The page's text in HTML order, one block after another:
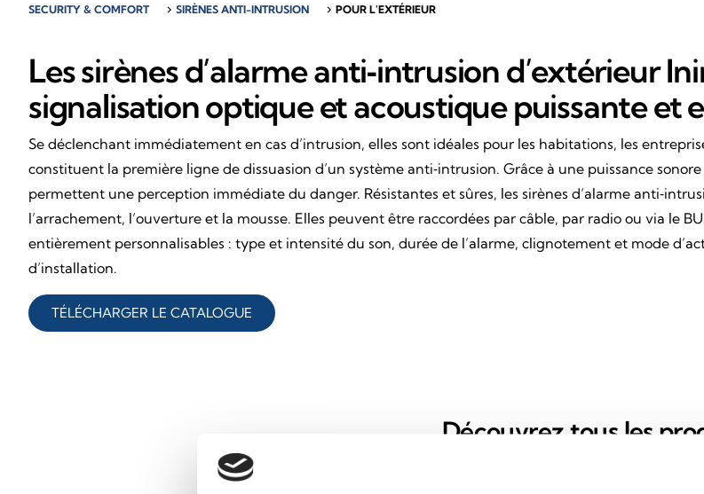
SECURITY & COMFORT chevron_right SIRÈNES ANTI-INTRUSION chevron_right POUR L'EXTÉRIEUR
Les sirènes d’alarme anti‑intrusion d’extérieur
signalisation optique et acoustique puissante et
Se déclenchant immédiatement en cas d’intrusion, elles sont idéales pour les habitations, les
constituent la première ligne de dissuasion d’un système anti‑intrusion. Grâce à une puissance
permettent une perception immédiate du danger. Résistantes et sûres, les sirènes d’alarme
l’arrachement, l’ouverture et la mousse. Elles peuvent être raccordées par câble, par radio ou via le
entièrement personnalisables : type et intensité du son, durée de l’alarme, clignotement et mode
d’installation.
TÉLÉCHARGER LE CATALOGUE
Découvrez tous les